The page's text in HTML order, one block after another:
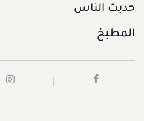
حديث الناس
المطبخ